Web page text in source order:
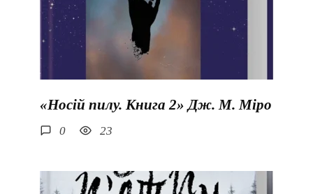
«Носій пилу. Книга 2» Дж. М. Міро
0 23